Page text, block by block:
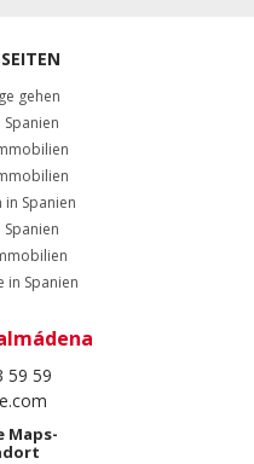
gehen
Spanien
in Spanien
59 59
Maps-